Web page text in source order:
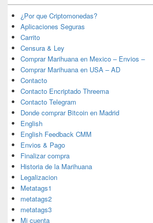
¿Por que Criptomonedas?
Aplicaciones Seguras
Carrito
Censura & Ley
Comprar Marihuana en Mexico – Envios –
Comprar Marihuana en USA – AD
Contacto
Contacto Encriptado Threema
Contacto Telegram
Donde comprar Bitcoin en Madrid
English
English Feedback CMM
Envios & Pago
Finalizar compra
Historia de la Marihuana
Legalizacion
Metatags1
metatags2
metatags3
Mi cuenta